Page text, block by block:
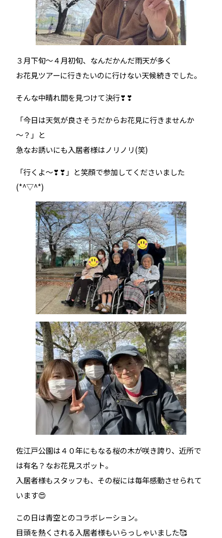
３月下旬～４月初旬、なんだかんだ雨天が多く
お花見ツアーに行きたいのに行けない天候続きでした。
そんな中晴れ間を見つけて決行❣❣
「今日は天気が良さそうだからお花見に行きませんか
～？」と
急なお誘いにも入居者様はノリノリ(笑)
「行くよ～❣❣」と笑顔で参加してくださいました
(*^▽^*)
佐江戸公園は４０年にもなる桜の木が咲き誇り、近所で
は有名？なお花見スポット。
入居者様もスタッフも、その桜には毎年感動させられて
います😍
この日は青空とのコラボレーション。
目頭を熱くされる入居者様もいらっしゃいました🥰